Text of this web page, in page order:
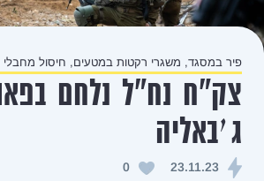
חיסול מחבלי חמאס מהאוויר: שיתוף
בפאתי